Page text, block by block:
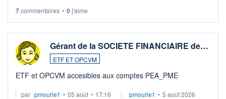
7commentaires • 0j'aime
Gérant de la SOCIETE FINANCIAIRE de…
ETF ET OPCVM
ETF et OPCVM accesibles aux comptes PEA_PME
par pmourie1 • 05 août • 17:16 pmourie1 • 5 août 2026